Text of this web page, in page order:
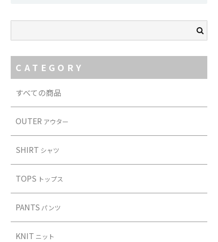
CATEGORY
すべての商品
OUTER アウター
SHIRT シャツ
TOPS トップス
PANTS パンツ
KNIT ニット